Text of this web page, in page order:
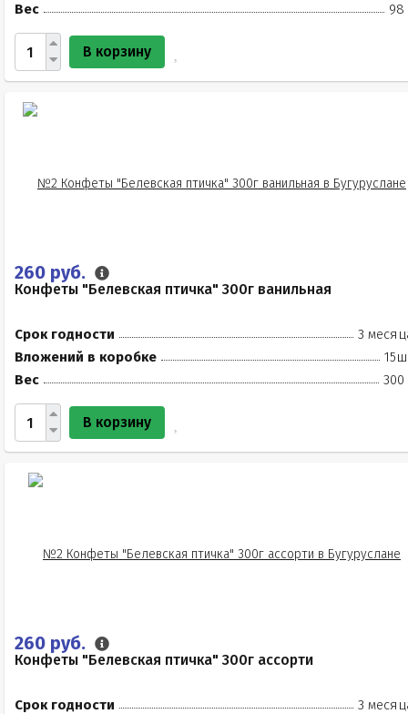
Вес
98
В корзину
260 руб.
Конфеты "Белевская птичка" 300г ванильная
Срок годности
3
Вложений в коробке
Вес
300
В корзину
260 руб.
Конфеты "Белевская птичка" 300г ассорти
Срок годности
3